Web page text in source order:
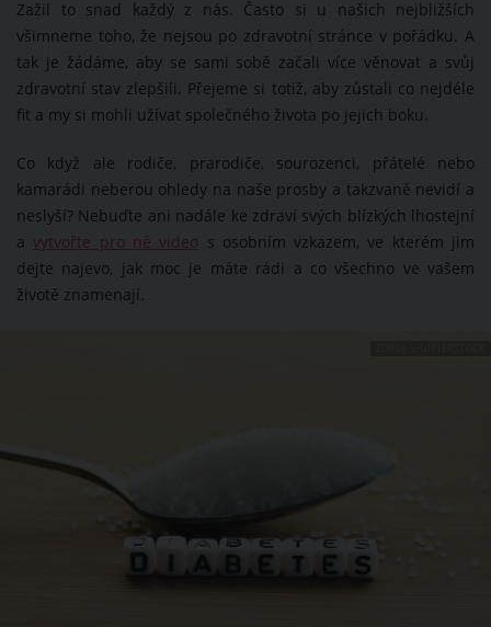
Zažil to snad každý z nás. Často si u našich nejbližších
všimneme toho, že nejsou po zdravotní stránce v pořádku. A
tak je žádáme, aby se sami sobě začali více věnovat a svůj
zdravotní stav zlepšili. Přejeme si totiž, aby zůstali co nejdéle
fit a my si mohli užívat společného života po jejich boku.
Co když ale rodiče, prarodiče, sourozenci, přátelé nebo
kamarádi neberou ohledy na naše prosby a takzvaně nevidí a
neslyší? Nebuďte ani nadále ke zdraví svých blízkých lhostejní
avytvořte pro ně video s osobním vzkazem, ve kterém jim
dejte najevo, jak moc je máte rádi a co všechno ve vašem
životě znamenají.